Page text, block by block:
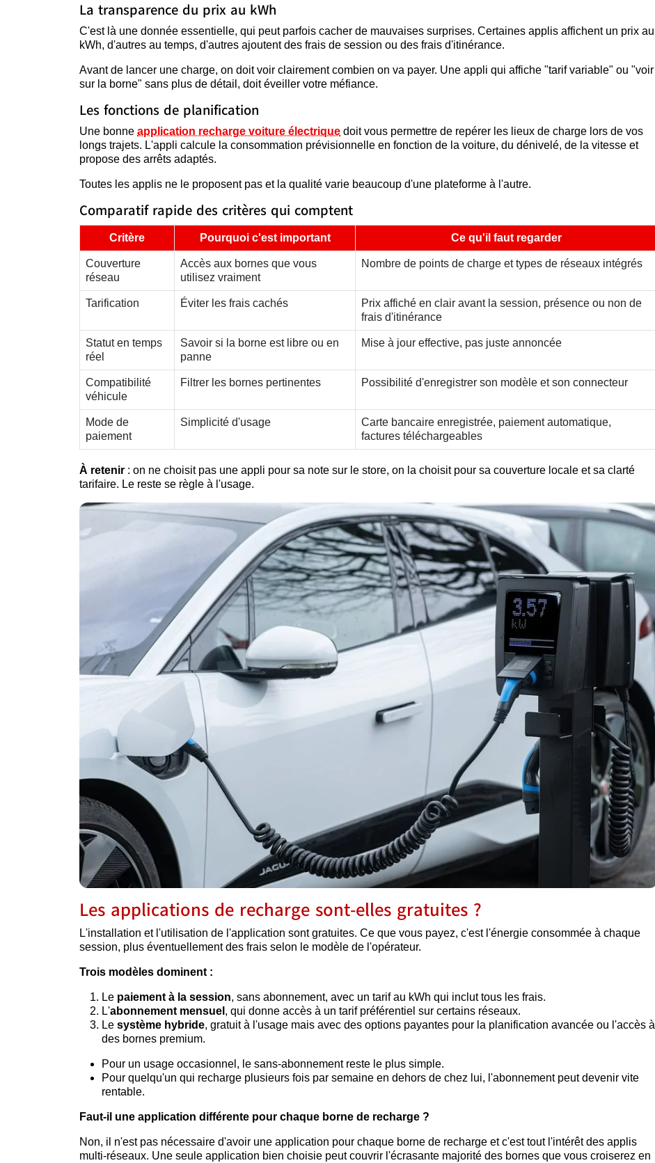
La transparence du prix au kWh
C'est là une donnée essentielle, qui peut parfois cacher de mauvaises surprises. Certaines applis affichent un prix au
kWh, d'autres au temps, d'autres ajoutent des frais de session ou des frais d'itinérance.
Avant de lancer une charge, on doit voir clairement combien on va payer. Une appli qui affiche "tarif variable" ou "voir
sur la borne" sans plus de détail, doit éveiller votre méfiance.
Les fonctions de planification
Une bonne application recharge voiture électrique doit vous permettre de repérer les lieux de charge lors de vos
longs trajets. L'appli calcule la consommation prévisionnelle en fonction de la voiture, du dénivelé, de la vitesse et
propose des arrêts adaptés.
Toutes les applis ne le proposent pas et la qualité varie beaucoup d'une plateforme à l'autre.
Comparatif rapide des critères qui comptent
Critère Pourquoi c'est important Ce qu'il faut regarder
Couverture
réseau
Accès aux bornes que vous
utilisez vraiment
Nombre de points de charge et types de réseaux intégrés
Tarification Éviter les frais cachés
Prix affiché en clair avant la session, présence ou non de
frais d'itinérance
Statut en temps
réel
Savoir si la borne est libre ou en
panne
Mise à jour effective, pas juste annoncée
Compatibilité
véhicule
Filtrer les bornes pertinentes Possibilité d'enregistrer son modèle et son connecteur
Mode de
paiement
Simplicité d'usage
Carte bancaire enregistrée, paiement automatique,
factures téléchargeables
À retenir : on ne choisit pas une appli pour sa note sur le store, on la choisit pour sa couverture locale et sa clarté
tarifaire. Le reste se règle à l'usage.
Les applications de recharge sont-elles gratuites ?
L'installation et l'utilisation de l'application sont gratuites. Ce que vous payez, c'est l'énergie consommée à chaque
session, plus éventuellement des frais selon le modèle de l'opérateur.
Trois modèles dominent :
Le paiement à la session, sans abonnement, avec un tarif au kWh qui inclut tous les frais.
L'abonnement mensuel , qui donne accès à un tarif préférentiel sur certains réseaux.
Le système hybride, gratuit à l'usage mais avec des options payantes pour la planification avancée ou l'accès à
des bornes premium.
Pour un usage occasionnel, le sans-abonnement reste le plus simple.
Pour quelqu'un qui recharge plusieurs fois par semaine en dehors de chez lui, l'abonnement peut devenir vite
rentable.
Faut-il une application différente pour chaque borne de recharge ?
Non, il n'est pas nécessaire d'avoir une application pour chaque borne de recharge et c'est tout l'intérêt des applis
multi-réseaux. Une seule application bien choisie peut couvrir l'écrasante majorité des bornes que vous croiserez en